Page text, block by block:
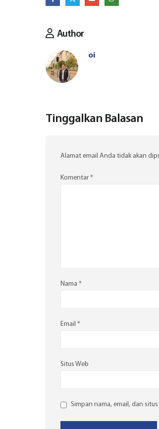
Author
oi
Tinggalkan Balasan
Alamat email Anda tidak akan
Komentar*
Nama *
Email *
Situs Web
Simpan nama, email, dan